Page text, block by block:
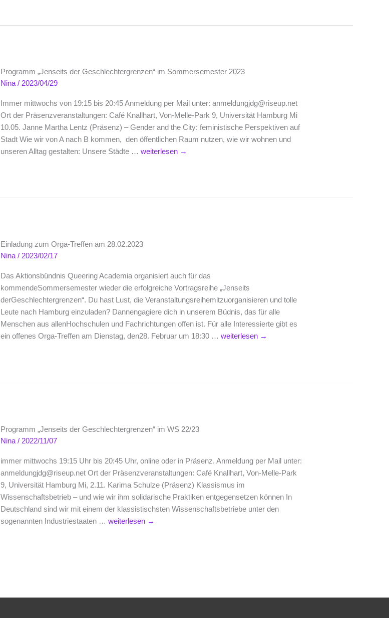
12.
Programm „Jenseits der Geschlechtergrenzen“ im Sommersemester 2023
Nina/ 2023/04/29
Immer mittwochs von 19:15 bis 20:45 Anmeldung per Mail unter: anmeldungjdg@riseup.net
Ort der Präsenzveranstaltungen: Café Knallhart, Von-Melle-Park 9, Universität Hamburg Mi
10.05. Janne Martha Lentz (Präsenz) – Gender and the City: feministische Perspektiven auf
Stadt Wie wir von A nach B kommen, den öffentlichen Raum nutzen, wie wir wohnen und
unseren Alltag gestalten: Unsere Städte …Programm
im
weiterlesen →
Einladung zum Orga-Treffen am 28.02.2023
Nina/2023/02/17
Das Aktionsbündnis Queering Academia organisiert auch für das
kommendeSommersemester wieder die erfolgreiche Vortragsreihe „Jenseits
derGeschlechtergrenzen“. Du hast Lust, die Veranstaltungsreihemitzuorganisieren und tolle
Leute nach Hamburg einzuladen? Dannengagiere dich in unserem Büdnis, das für alle
Menschen aus allenHochschulen und Fachrichtungen offen ist. Für alle Interessierte gibt es
ein offenes Orga-Treffen am Dienstag, den28. Februar um 18:30 …Einladung
am
weiterlesen →
Programm „Jenseits der Geschlechtergrenzen“ im WS 22/23
Nina/ 2022/11/07
immer mittwochs 19:15 Uhr bis 20:45 Uhr, online oder in Präsenz. Anmeldung per Mail unter:
anmeldungjdg@riseup.net Ort der Präsenzveranstaltungen: Café Knallhart, Von-Melle-Park
9, Universität Hamburg Mi, 2.11. Karima Schulze (Präsenz) Klassismus im
Wissenschaftsbetrieb – und wie wir ihm solidarische Praktiken entgegensetzen können In
Deutschland sind wir mit einem der klassistischsten Wissenschaftsbetriebe unter den
sogenannten Industriestaaten …Programm
weiterlesen →